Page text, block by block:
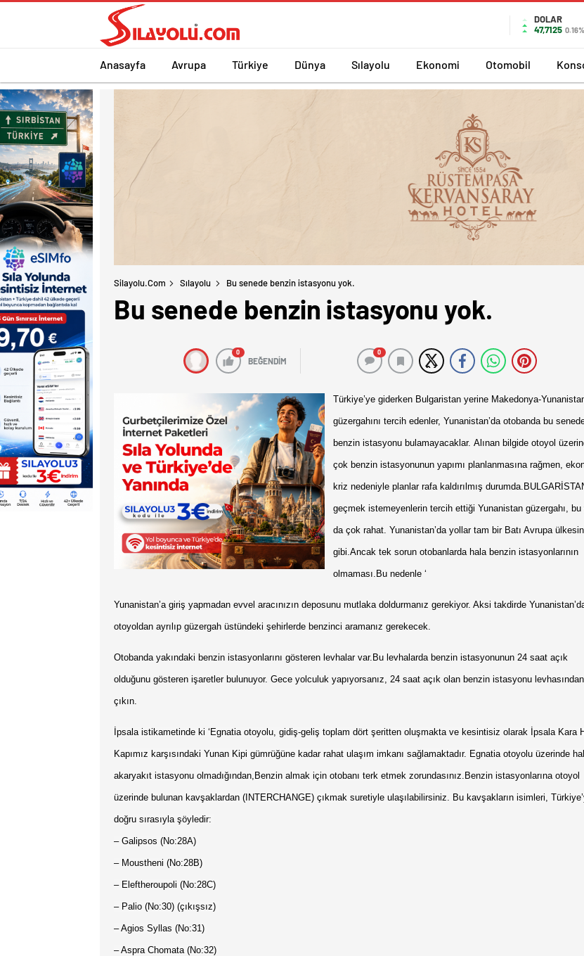
DOLAR
47,7125 0.16%
Anasayfa Avrupa Türkiye Dünya Sılayolu Ekonomi Otomobil
Silayolu.com Sılayolu Bu senede benzin istasyonu yok.
Bu senede benzin istasyonu yok.
0
BEĞENDİM
0
Türkiye’ye giderken Bulgaristan yerine Makedonya-
güzergahını tercih edenler, Yunanistan’da otobanda bu
benzin istasyonu bulamayacaklar. Alınan bilgide otoyol
çok benzin istasyonunun yapımı planlanmasına rağmen,
kriz nedeniyle planlar rafa kaldırılmış durumda.
geçmek istemeyenlerin tercih ettiği Yunanistan güzergahı, bu
da çok rahat. Yunanistan’da yollar tam bir Batı Avrupa
gibi.Ancak tek sorun otobanlarda hala benzin istasyonlarının
olmaması.Bu nedenle ‘
Yunanistan’a giriş yapmadan evvel aracınızın deposunu mutlaka doldurmanız gerekiyor. Aksi takdirde
otoyoldan ayrılıp güzergah üstündeki şehirlerde benzinci aramanız gerekecek.
Otobanda yakındaki benzin istasyonlarını gösteren levhalar var.Bu levhalarda benzin istasyonunun 24 saat açık
olduğunu gösteren işaretler bulunuyor. Gece yolculuk yapıyorsanız, 24 saat açık olan benzin istasyonu levhasından
çıkın.
İpsala istikametinde ki ‘Egnatia otoyolu, gidiş-geliş toplam dört şeritten oluşmakta ve kesintisiz olarak İpsala Kara
Kapımız karşısındaki Yunan Kipi gümrüğüne kadar rahat ulaşım imkanı sağlamaktadır. Egnatia otoyolu üzerinde
akaryakıt istasyonu olmadığından,Benzin almak için otobanı terk etmek zorundasınız.Benzin istasyonlarına otoyol
üzerinde bulunan kavşaklardan (INTERCHANGE) çıkmak suretiyle ulaşılabilirsiniz. Bu kavşakların isimleri,
doğru sırasıyla şöyledir:
– Galipsos (No:28A)
– Moustheni (No:28B)
– Eleftheroupoli (No:28C)
– Palio (No:30) (çıkışsız)
– Agios Syllas (No:31)
– Aspra Chomata (No:32)